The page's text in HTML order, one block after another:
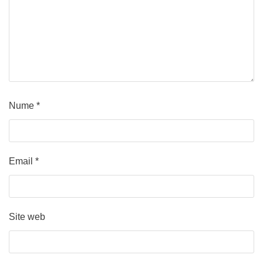
Nume *
Email *
Site web